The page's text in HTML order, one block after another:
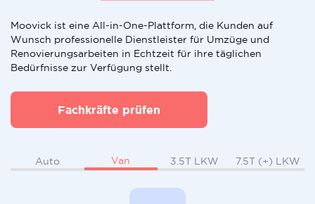
Moovick ist eine All-in-One-Plattform, die Kunden auf
Wunsch professionelle Dienstleister für Umzüge und
Renovierungsarbeiten in Echtzeit für ihre täglichen
Bedürfnisse zur Verfügung stellt.
Fachkräfte prüfen
Auto Van 3.5T LKW 7.5T (+) LKW